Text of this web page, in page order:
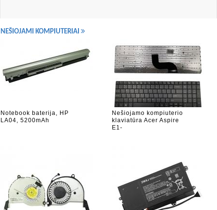
NEŠIOJAMI KOMPIUTERIAI
Notebook baterija, HP
LA04, 5200mAh
Nešiojamo kompiuterio
klaviatūra Acer Aspire
E1-